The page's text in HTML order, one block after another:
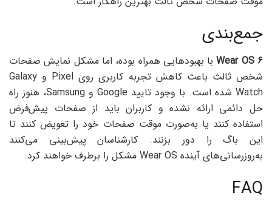
جمع‌بندی
Wear OS 6با بهبودهایی همراه بوده، اما مشکل نمایش صفحات
شخص ثالث باعث کاهش تجربه کاربری روی Pixel و Galaxy
Watch شده است. با وجود تایید Google و Samsung، هنوز راه
حل دائمی ارائه نشده و کاربران باید از صفحات پیش‌فرض
استفاده کنند یا به‌صورت موقت صفحات خود را تعویض کنند تا
این باگ را دور بزنند. کارشناسان پیش‌بینی می‌کنند
به‌روزرسانی‌های آینده Wear OS مشکل را برطرف خواهند کرد.
FAQ